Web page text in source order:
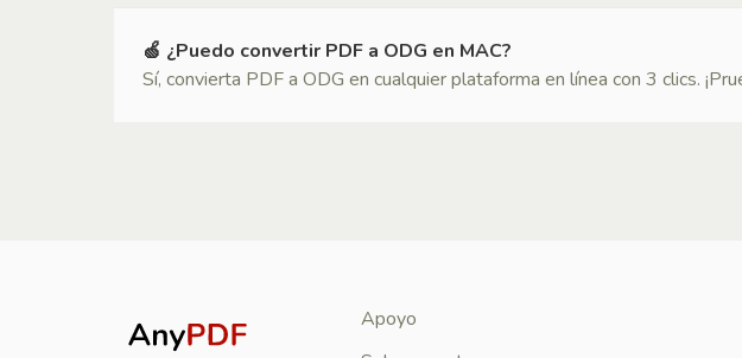
🍏 ¿Puedo convertir PDF a ODG en MAC?
Sí, convierta PDF a ODG en cualquier plataforma en línea con 3 clics.
Apoyo